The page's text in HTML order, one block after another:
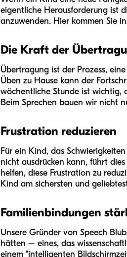
eigentliche Herausforderung ist
anzuwenden. Hier kommen Sie
Die Kraft der
Übertragung ist der Prozess,
Üben zu Hause kann der
wöchentliche Stunde ist wichtig,
Beim Sprechen bauen wir nicht
Frustration reduzieren
Für ein Kind, das
nicht ausdrücken kann, führt
helfen, diese Frustration zu
Kind am sichersten und
Familienbindungen
Unsere Gründer von Speech
hätten – eines, das
einem "intelligenten